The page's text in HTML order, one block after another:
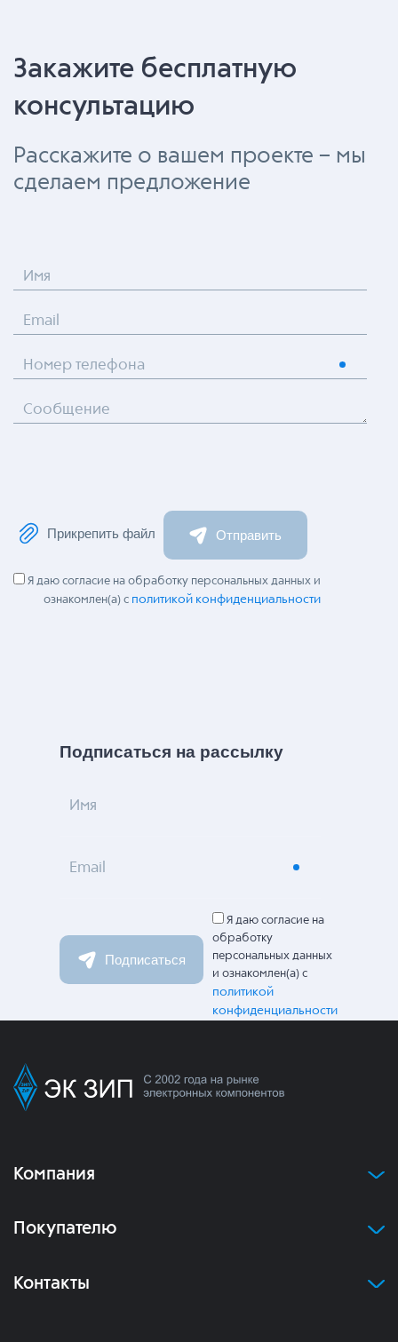
Закажите бесплатную
консультацию
Расскажите о вашем проекте – мы
сделаем предложение
Имя
Email
Номер телефона
Сообщение
Прикрепить файл Отправить
Я даю согласие на обработку персональных данных и
ознакомлен(а) с политикой конфиденциальности
Подписаться на рассылку
Имя
Email
Подписаться
Я даю согласие на
обработку
персональных данных
и ознакомлен(а) с
политикой
конфиденциальности
Компания
Покупателю
Контакты